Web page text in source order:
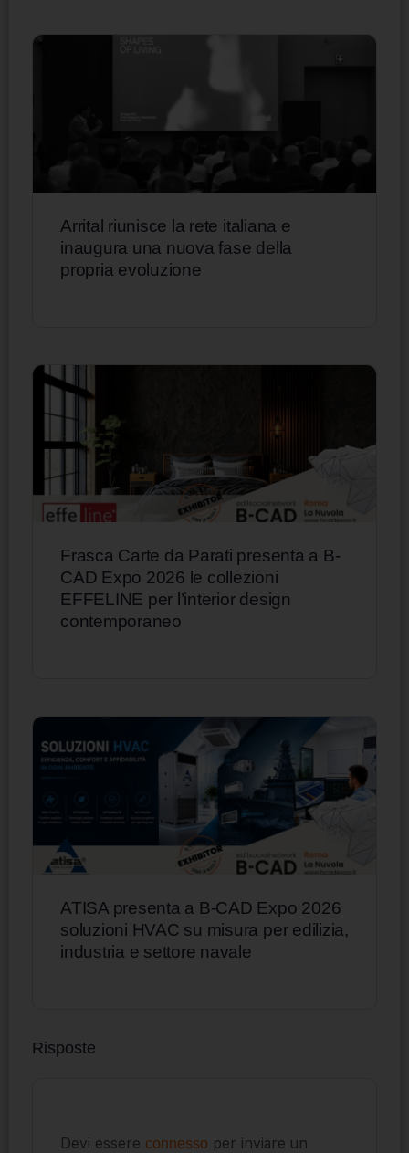
Arrital riunisce la rete italiana e
inaugura una nuova fase della
propria evoluzione
Frasca Carte da Parati presenta a B-
CAD Expo 2026 le collezioni
EFFELINE per l’interior design
contemporaneo
ATISA presenta a B-CAD Expo 2026
soluzioni HVAC su misura per edilizia,
industria e settore navale
Risposte
Devi essere connesso per inviare un